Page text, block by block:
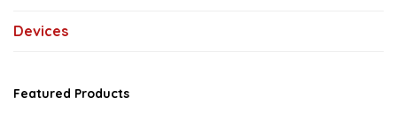
Devices
Featured Products